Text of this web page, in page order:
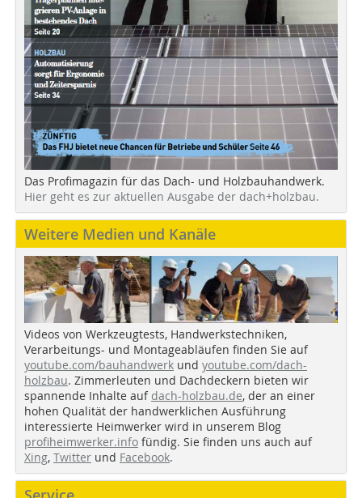
Das Profimagazin für das Dach- und Holzbauhandwerk.
Hier geht es zur aktuellen Ausgabe der dach+holzbau.
Weitere Medien und Kanäle
Videos von Werkzeugtests, Handwerkstechniken,
Verarbeitungs- und Montageabläufen finden Sie auf
youtube.com/bauhandwerk und youtube.com/dach-
holzbau. Zimmerleuten und Dachdeckern bieten wir
spannende Inhalte auf dach-holzbau.de, der an einer
hohen Qualität der handwerklichen Ausführung
interessierte Heimwerker wird in unserem Blog
profiheimwerker.info fündig. Sie finden uns auch auf
Xing, Twitter und Facebook.